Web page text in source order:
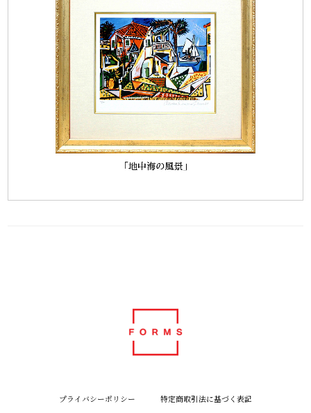
プライバシーポリシー 特定商取引法に基づく表記